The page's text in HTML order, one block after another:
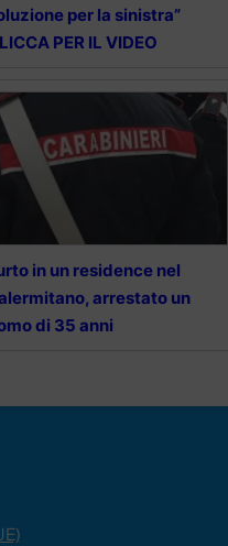
per la sinistra”
PER IL VIDEO
in un residence nel
arrestato un
di 35 anni